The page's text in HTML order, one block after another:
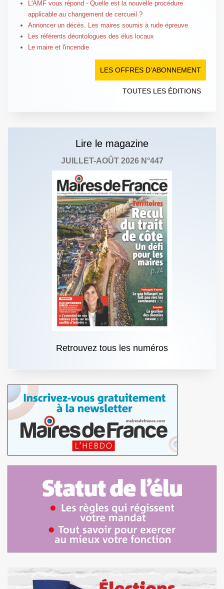
L'AMF vous répond - Quelle est la nouvelle procédure
applicable au changement de cercueil ?
Annoncer un décès. Les maires soumis à rude épreuve
Les référents déontologues des élus locaux
Le maire et l'incendie
LES OFFRES D’ABONNEMENT
TOUTES LES ÉDITIONS
Lire le magazine
JUILLET-AOÛT 2026 N°447
Retrouvez tous les numéros